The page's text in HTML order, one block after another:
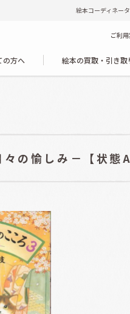
絵本コーディネー
ご利
の方へ 絵本の買取・引き取
の愉しみ－【状態A